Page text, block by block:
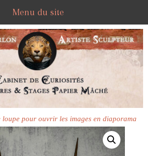
loupe pour ouvrir les images en diaporama
Menu du site